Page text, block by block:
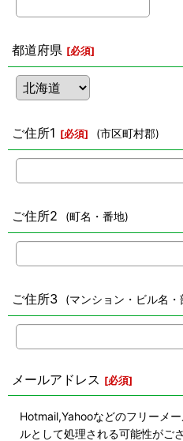
都道府県 [必須]
ご住所1 [必須] (市区町村郡)
ご住所2 (町名・番地)
ご住所3 (マンション・ビル名・
メールアドレス [必須]
Hotmail,Yahooなどのフリーメ
ルとして処理される可能性がご